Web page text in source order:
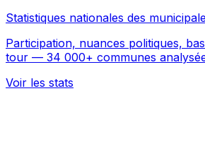
Statistiques nationales des
Participation, nuances politiques,
tour — 34 000+ communes
Voir les stats